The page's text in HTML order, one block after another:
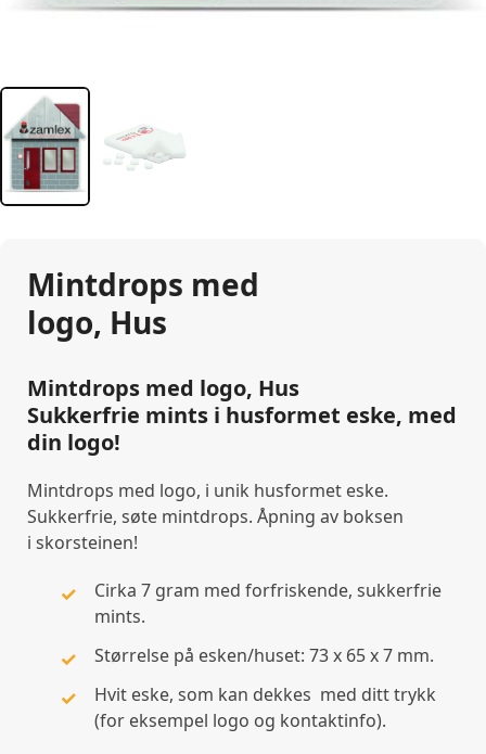
Mintdrops med
logo, Hus
Mintdrops med logo, Hus
Sukkerfrie mints i husformet eske, med
din logo!
Mintdrops med logo, i unik husformet eske.
Sukkerfrie, søte mintdrops. Åpning av boksen
i skorsteinen!
Cirka 7 gram med forfriskende, sukkerfrie
mints.
Størrelse på esken/huset: 73 x 65 x 7 mm.
Hvit eske, som kan dekkes med ditt trykk
(for eksempel logo og kontaktinfo).